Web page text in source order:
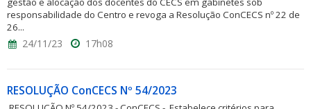
responsabilidade do Centro e revoga a Resolução ConCECS nº 22 de
26...
24/11/23 17h08
RESOLUÇÃO ConCECS Nº 54/2023